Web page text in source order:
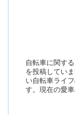
自転車に関す
を投稿してい
い自転車ライ
す。現在の愛